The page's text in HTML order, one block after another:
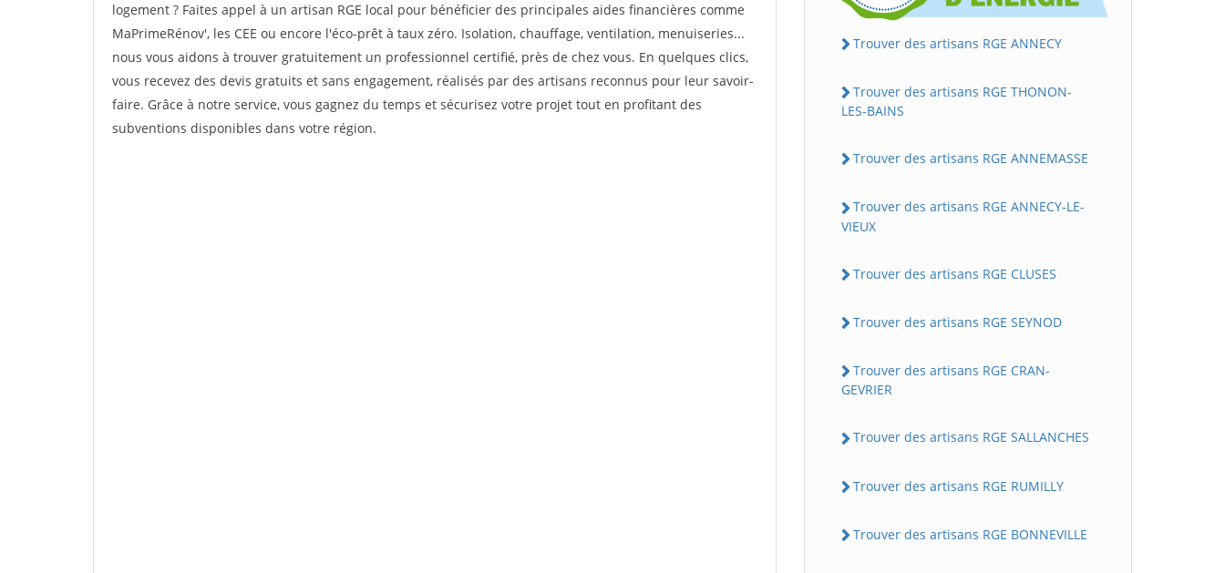
logement ? Faites appel à un artisan RGE local pour bénéficier des principales aides financières comme
MaPrimeRénov', les CEE ou encore l'éco-prêt à taux zéro. Isolation, chauffage, ventilation, menuiseries...
nous vous aidons à trouver gratuitement un professionnel certifié, près de chez vous. En quelques clics,
vous recevez des devis gratuits et sans engagement, réalisés par des artisans reconnus pour leur savoir-
faire. Grâce à notre service, vous gagnez du temps et sécurisez votre projet tout en profitant des
subventions disponibles dans votre région.
Trouver des artisans RGE ANNECY
Trouver des artisans RGE THONON-
LES-BAINS
Trouver des artisans RGE ANNEMASSE
Trouver des artisans RGE ANNECY-LE-
VIEUX
Trouver des artisans RGE CLUSES
Trouver des artisans RGE SEYNOD
Trouver des artisans RGE CRAN-
GEVRIER
Trouver des artisans RGE SALLANCHES
Trouver des artisans RGE RUMILLY
Trouver des artisans RGE BONNEVILLE